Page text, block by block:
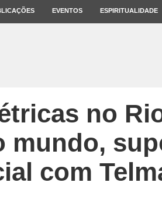
EVENTOS ESPIRITUALIDADE
no
mundo,
com